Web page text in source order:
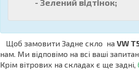
- Зелений відтінок;
Щоб замовити Задне скло на VW
нам. Ми відповімо на всі ваші
Крім вітрових на складах є ще задні,